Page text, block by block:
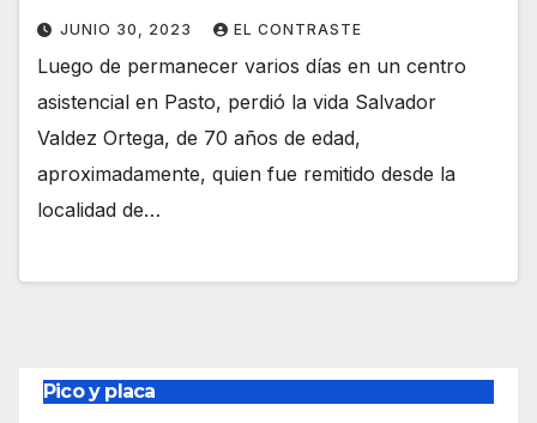
JUNIO 30, 2023 EL CONTRASTE
Luego de permanecer varios días en un centro
asistencial en Pasto, perdió la vida Salvador
Valdez Ortega, de 70 años de edad,
aproximadamente, quien fue remitido desde la
localidad de…
Pico y placa